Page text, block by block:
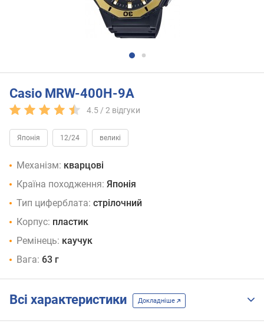
Casio MRW-400H-9A
4.5 /2 відгуки
Японія 12/24 великі
Механізм: кварцові
Країна походження: Японія
Тип циферблата: стрілочний
Корпус: пластик
Ремінець: каучук
Вага: 63 г
Всі характеристики Докладніше